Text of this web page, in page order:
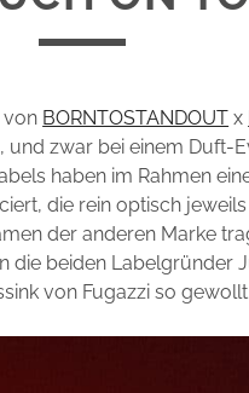
von BORNTOSTANDOUT x
zwar bei einem Duft-
haben im Rahmen
die rein optisch
der anderen Marke
die beiden Labelgründer
von Fugazzi so gewollt.